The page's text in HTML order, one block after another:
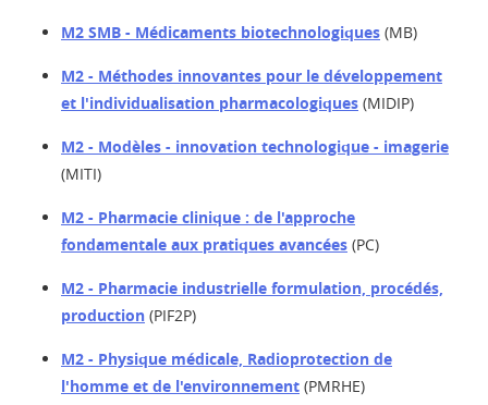
M2 SMB - Médicaments biotechnologiques (MB)
M2 - Méthodes innovantes pour le développement
et l'individualisation pharmacologiques (MIDIP)
M2 - Modèles - innovation technologique - imagerie
(MITI)
M2 - Pharmacie clinique : de l'approche
fondamentale aux pratiques avancées (PC)
M2 - Pharmacie industrielle formulation, procédés,
production (PIF2P)
M2 - Physique médicale, Radioprotection de
l'homme et de l'environnement (PMRHE)